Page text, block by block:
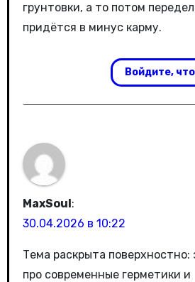
грунтовки, а то потом
придётся в минус карму.
Войдите,
MaxSoul :
30.04.2026 в 10:22
Тема раскрыта поверхностно:
про современные герметики и